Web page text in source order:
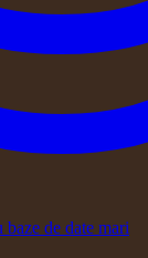
de date mari